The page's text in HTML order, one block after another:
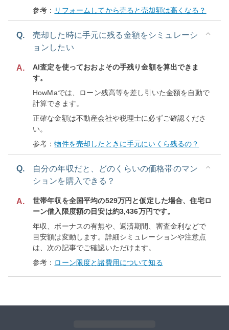
参考： リフォームしてから売ると売却額は高くなる？
Q.
売却した時に手元に残る金額をシミュレーシ
ョンしたい
A.
AI査定を使っておおよその手残り金額を算出できま
す。
HowMaでは、ローン残高等を差し引いた金額を自動で
計算できます。
正確な金額は不動産会社や税理士に必ずご確認くださ
い。
参考：物件を売却したときに手元にいくら残るの？
Q.
自分の年収だと、どのくらいの価格帯のマン
ションを購入できる？
A.
世帯年収を全国平均の529万円と仮定した場合、住宅ロ
ーン借入限度額の目安は約3,436万円です。
年収、ボーナスの有無や、返済期間、審査金利などで
目安額は変動します。詳細シミュレーションや注意点
は、次の記事でご確認いただけます。
参考： ローン限度と諸費用について知る